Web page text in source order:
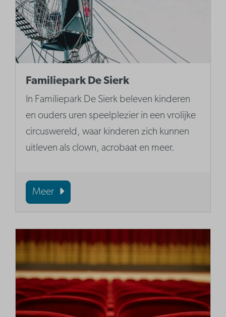
Familiepark De Sierk
In Familiepark De Sierk beleven kinderen
en ouders uren speelplezier in een vrolijke
circuswereld, waar kinderen zich kunnen
uitleven als clown, acrobaat en meer.
Meer